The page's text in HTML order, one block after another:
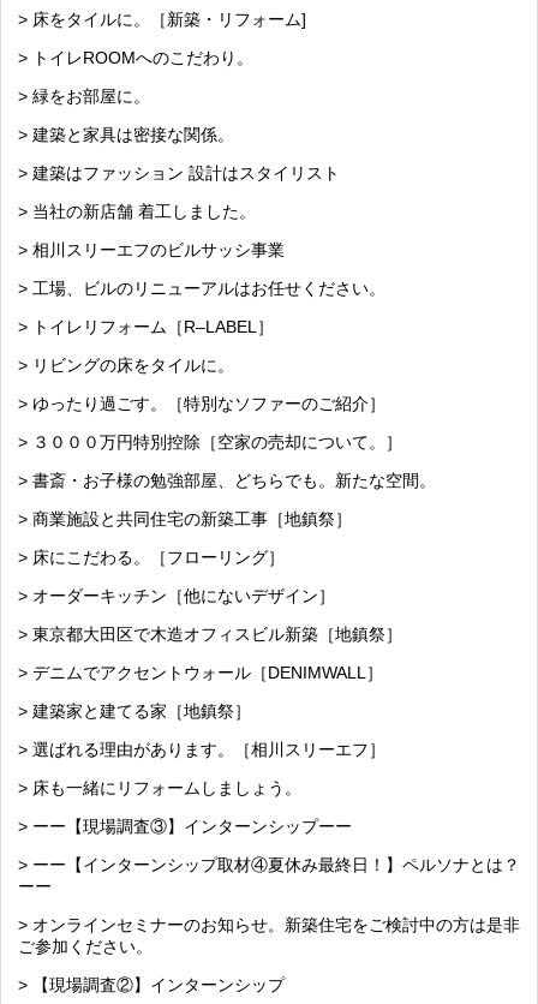
> 床をタイルに。［新築・リフォーム]
> トイレROOMへのこだわり。
> 緑をお部屋に。
> 建築と家具は密接な関係。
> 建築はファッション 設計はスタイリスト
> 当社の新店舗 着工しました。
> 相川スリーエフのビルサッシ事業
> 工場、ビルのリニューアルはお任せください。
> トイレリフォーム［R–LABEL］
> リビングの床をタイルに。
> ゆったり過ごす。［特別なソファーのご紹介］
> ３０００万円特別控除［空家の売却について。］
> 書斎・お子様の勉強部屋、どちらでも。新たな空間。
> 商業施設と共同住宅の新築工事［地鎮祭］
> 床にこだわる。［フローリング］
> オーダーキッチン［他にないデザイン］
> 東京都大田区で木造オフィスビル新築［地鎮祭］
> デニムでアクセントウォール［DENIMWALL］
> 建築家と建てる家［地鎮祭］
> 選ばれる理由があります。［相川スリーエフ］
> 床も一緒にリフォームしましょう。
> ーー【現場調査③】インターンシップーー
> ーー【インターンシップ取材④夏休み最終日！】ペルソナとは？
ーー
> オンラインセミナーのお知らせ。新築住宅をご検討中の方は是非
ご参加ください。
> 【現場調査②】インターンシップ